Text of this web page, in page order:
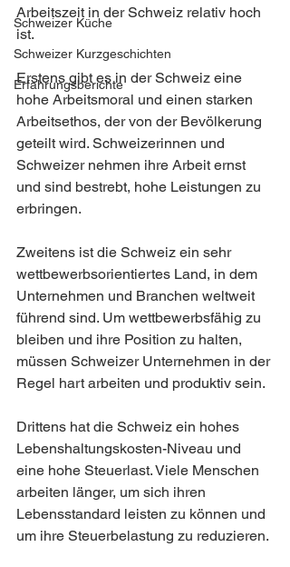
Schweizer Küche
Schweizer Kurzgeschichten
Erfahrungsberichte
Arbeitszeit in der Schweiz relativ hoch
ist.
Erstens gibt es in der Schweiz eine
hohe Arbeitsmoral und einen starken
Arbeitsethos, der von der Bevölkerung
geteilt wird. Schweizerinnen und
Schweizer nehmen ihre Arbeit ernst
und sind bestrebt, hohe Leistungen zu
erbringen.
Zweitens ist die Schweiz ein sehr
wettbewerbsorientiertes Land, in dem
Unternehmen und Branchen weltweit
führend sind. Um wettbewerbsfähig zu
bleiben und ihre Position zu halten,
müssen Schweizer Unternehmen in der
Regel hart arbeiten und produktiv sein.
Drittens hat die Schweiz ein hohes
Lebenshaltungskosten-Niveau und
eine hohe Steuerlast. Viele Menschen
arbeiten länger, um sich ihren
Lebensstandard leisten zu können und
um ihre Steuerbelastung zu reduzieren.